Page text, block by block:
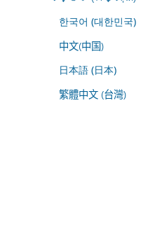
한국어 (대한민국)
中文(中国)
日本語 (日本)
繁體中文 (台灣)